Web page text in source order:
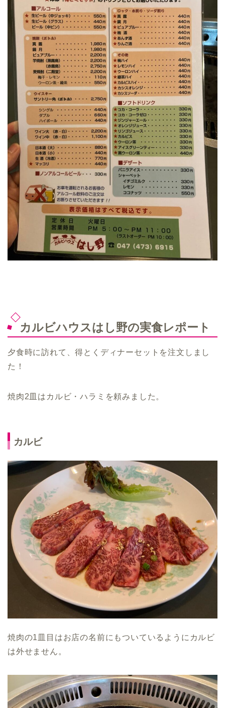
カルビハウスはし野の実食レポート
夕食時に訪れて、得とくディナーセットを注文しまし
た！
焼肉2皿はカルビ・ハラミを頼みました。
カルビ
焼肉の1皿目はお店の名前にもついているようにカルビ
は外せません。